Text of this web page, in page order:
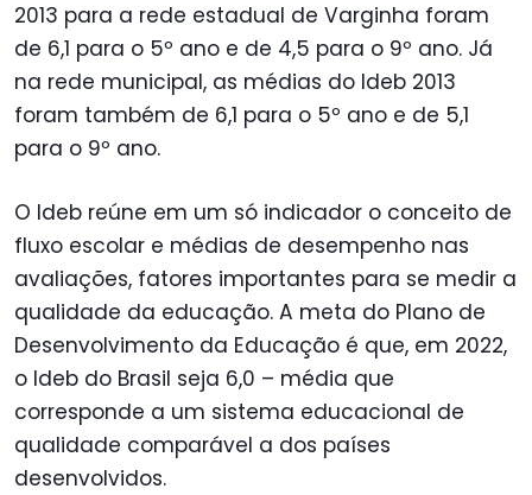
2013 para a rede estadual de Varginha foram
de 6,1 para o 5º ano e de 4,5 para o 9º ano. Já
na rede municipal, as médias do Ideb 2013
foram também de 6,1 para o 5º ano e de 5,1
para o 9º ano.
O Ideb reúne em um só indicador o conceito de
fluxo escolar e médias de desempenho nas
avaliações, fatores importantes para se medir a
qualidade da educação. A meta do Plano de
Desenvolvimento da Educação é que, em 2022,
o Ideb do Brasil seja 6,0 – média que
corresponde a um sistema educacional de
qualidade comparável a dos países
desenvolvidos.